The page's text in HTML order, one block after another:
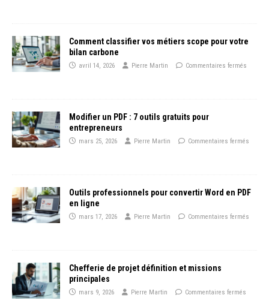
Comment classifier vos métiers scope pour votre
bilan carbone
avril 14, 2026 Pierre Martin Commentaires fermés
Modifier un PDF : 7 outils gratuits pour
entrepreneurs
mars 25, 2026 Pierre Martin Commentaires fermés
Outils professionnels pour convertir Word en PDF
en ligne
mars 17, 2026 Pierre Martin Commentaires fermés
Chefferie de projet définition et missions
principales
mars 9, 2026 Pierre Martin Commentaires fermés